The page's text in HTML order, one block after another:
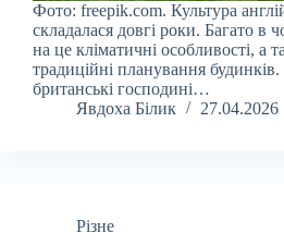
Фото: freepik.com. Культура
складалася довгі роки. Багато в
на це кліматичні особливості, а
традиційні планування
британські господині…
Явдоха Білик
27.04.2026
Різне